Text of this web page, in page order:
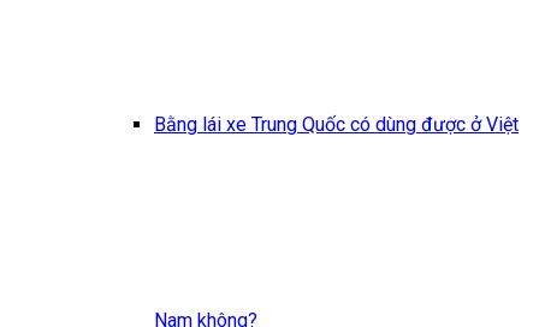
Bằng lái xe Trung Quốc có dùng được ở Việt
Nam không?